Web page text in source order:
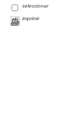
seleccionar
imprimir